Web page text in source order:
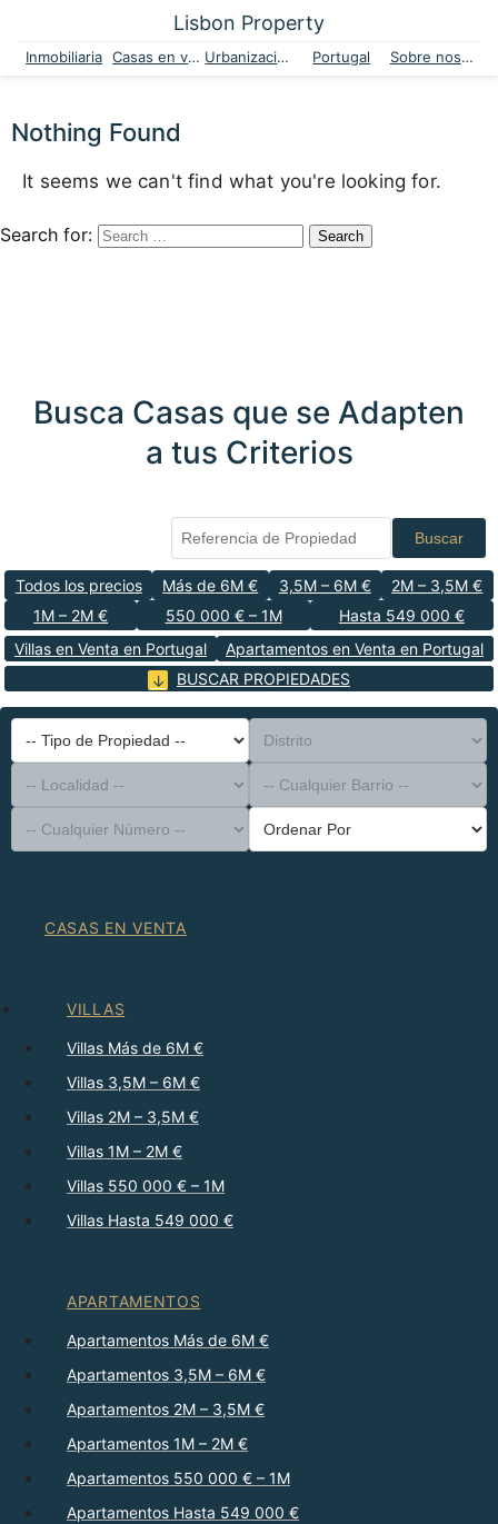
Lisbon Property
Inmobiliaria Casas en venta Urbanizaciones Portugal Sobre nosotros
Nothing Found
It seems we can't find what you're looking for.
Search for:
Busca Casas que se Adapten
a tus Criterios
Buscar
Todos los precios Más de 6M € 3,5M – 6M €
2M – 3,5M €
1M – 2M €
550 000 € – 1M
Hasta 549 000 €
Villas en Venta en Portugal
Apartamentos en Venta en Portugal
BUSCAR PROPIEDADES
-- Tipo de Propiedad --
Distrito
-- Localidad --
-- Cualquier Barrio --
-- Cualquier Número --
Ordenar Por
CASAS EN VENTA
VILLAS
Villas Más de 6M €
Villas 3,5M – 6M €
Villas 2M – 3,5M €
Villas 1M – 2M €
Villas 550 000 € – 1M
Villas Hasta 549 000 €
APARTAMENTOS
Apartamentos Más de 6M €
Apartamentos 3,5M – 6M €
Apartamentos 2M – 3,5M €
Apartamentos 1M – 2M €
Apartamentos 550 000 € – 1M
Apartamentos Hasta 549 000 €